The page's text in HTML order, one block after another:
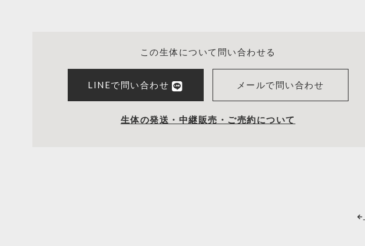
この生体について問い合わせる
LINEで問い合わせ メールで問い合わせ
生体の発送・中継販売・ご売約について